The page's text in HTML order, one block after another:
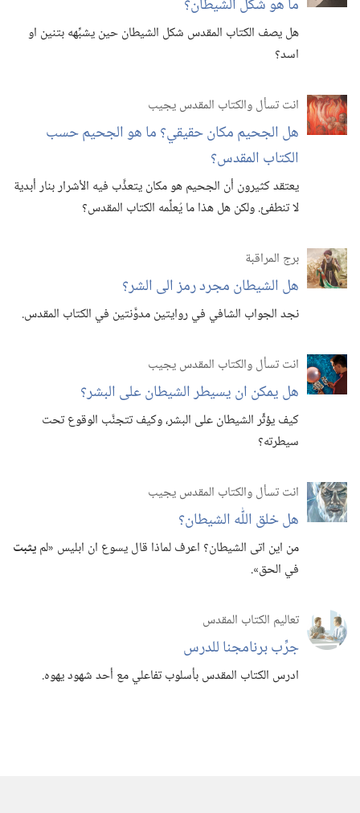
هل يصف الكتاب المقدس شكل الشيطان حين يشبِّهه بتنين او
اسد؟‏
انت تسأل والكتاب المقدس يجيب
هل الجحيم مكان حقيقي؟‏ ما هو الجحيم حسب
الكتاب المقدس؟‏
يعتقد كثيرون أن الجحيم هو مكان يتعذَّب فيه الأشرار بنار أبدية
لا تنطفئ.‏ ولكن هل هذا ما يُعلِّمه الكتاب المقدس؟‏
برج المراقبة
هل الشيطان مجرد رمز الى الشر؟‏
نجد الجواب الشافي في روايتين مدوَّنتين في الكتاب المقدس.‏
انت تسأل والكتاب المقدس يجيب
هل يمكن ان يسيطر الشيطان على البشر؟‏
كيف يؤثِّر الشيطان على البشر،‏ وكيف تتجنَّب الوقوع تحت
سيطرته؟‏
انت تسأل والكتاب المقدس يجيب
هل خلق اللّٰه الشيطان؟‏
من اين اتى الشيطان؟‏ اعرف لماذا قال يسوع ان ابليس «لميثبت
في الحق».‏
تعاليم الكتاب المقدس
جرِّب برنامجنا للدرس
ادرس الكتاب المقدس بأسلوب تفاعلي مع أحد شهود يهوه.‏